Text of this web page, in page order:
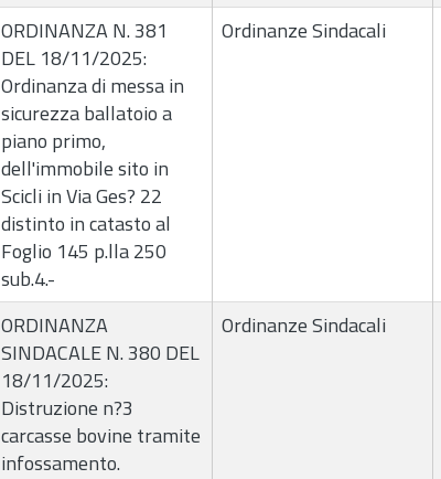
ORDINANZA N. 381
DEL 18/11/2025:
Ordinanza di messa in
sicurezza ballatoio a
piano primo,
dell'immobile sito in
Scicli in Via Ges? 22
distinto in catasto al
Foglio 145 p.lla 250
sub.4.-
Ordinanze Sindacali
ORDINANZA
SINDACALE N. 380 DEL
18/11/2025:
Distruzione n?3
carcasse bovine tramite
infossamento.
Ordinanze Sindacali